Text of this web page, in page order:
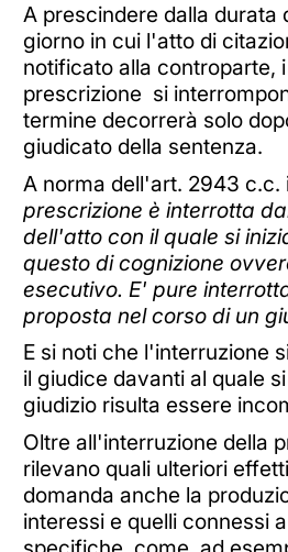
A prescindere dalla durata
giorno in cui l'atto di
notificato alla controparte,
prescrizione si
termine decorrerà solo
giudicato della sentenza.
A norma dell'art. 2943 c.c.
prescrizione è interrotta
dell'atto con il quale si
questo di cognizione
esecutivo. E' pure
proposta nel corso di un
E si noti che l'interruzione
il giudice davanti al quale
giudizio risulta essere
Oltre all'interruzione della
rilevano quali ulteriori
domanda anche la
interessi e quelli connessi